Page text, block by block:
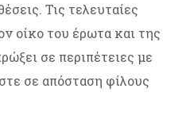
Τις τελευταίες
οίκο του έρωτα και της
σε περιπέτειες με
σε απόσταση φίλους